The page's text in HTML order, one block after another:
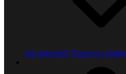
Jak nakoupit? Doprava a platba